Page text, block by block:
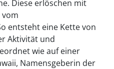
Diese erlöschen mit
entsteht eine Kette von
Aktivität und
wie auf einer
Namensgeberin der